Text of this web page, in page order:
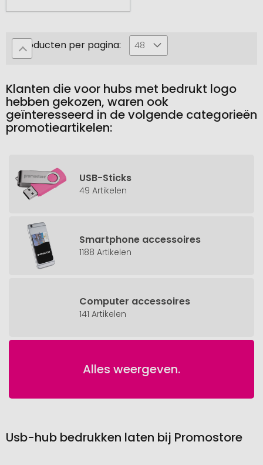
Producten per pagina: 48
Klanten die voor hubs met bedrukt logo
hebben gekozen, waren ook
geïnteresseerd in de volgende categorieën
promotieartikelen:
USB-Sticks
49 Artikelen
Smartphone accessoires
1188 Artikelen
Computer accessoires
141 Artikelen
Alles weergeven.
Usb-hub bedrukken laten bij Promostore